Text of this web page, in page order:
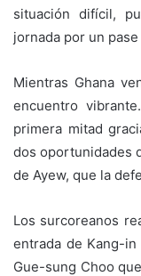
situación difícil,
jornada por un
Mientras Ghana
encuentro
primera mitad
dos oportunidades
de Ayew, que la
Los surcoreanos
entrada de Kang-
Gue-sung Choo